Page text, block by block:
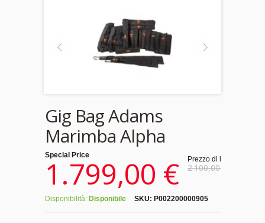
Gig Bag Adams
Marimba Alpha
Prezzo di listino:
2.100,00 €
Special Price
1.799,00 €
Disponibilità: Disponibile SKU: P002200000905